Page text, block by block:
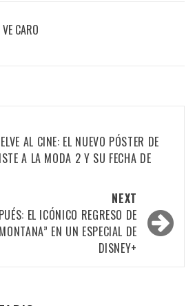
CARO
AL CINE: EL NUEVO PÓSTER DE
A LA MODA 2 Y SU FECHA DE
NEXT
EL ICÓNICO REGRESO DE
EN UN ESPECIAL DE
DISNEY+